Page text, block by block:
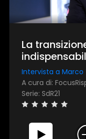
La
ambiente
Intervista a Marco
A cura di:
Serie: SdR21